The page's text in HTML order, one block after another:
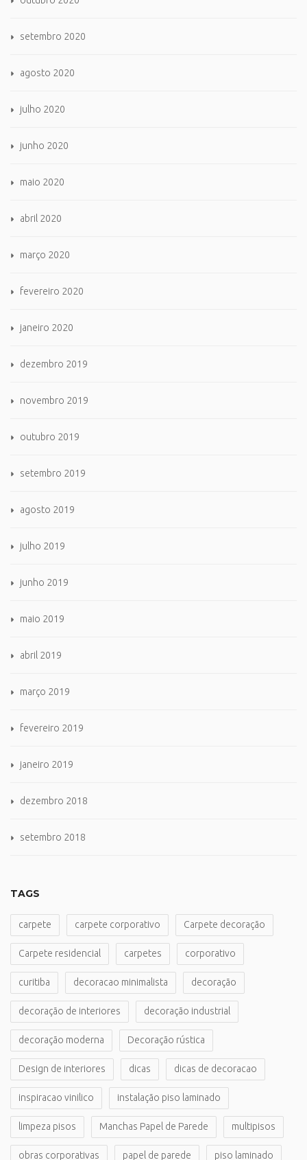
setembro 2020
agosto 2020
julho 2020
junho 2020
maio 2020
abril 2020
março 2020
fevereiro 2020
janeiro 2020
dezembro 2019
novembro 2019
outubro 2019
setembro 2019
agosto 2019
julho 2019
junho 2019
maio 2019
abril 2019
março 2019
fevereiro 2019
janeiro 2019
dezembro 2018
setembro 2018
TAGS
carpete carpete corporativo Carpete decoração
Carpete residencial carpetes corporativo
curitiba decoracao minimalista decoração
decoração de interiores decoração industrial
decoração moderna Decoração rústica
Design de interiores dicas dicas de decoracao
inspiracao vinilico instalação piso laminado
limpeza pisos Manchas Papel de Parede multipisos
obras corporativas papel de parede piso laminado